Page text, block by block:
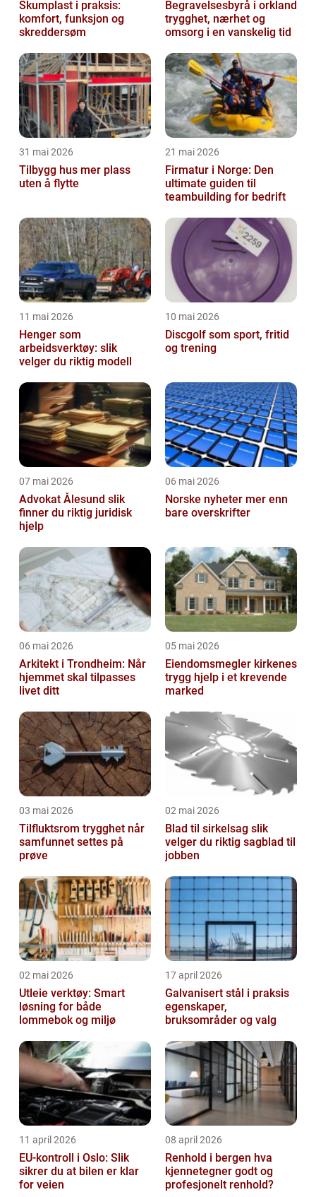
Skumplast i praksis:
komfort, funksjon og
skreddersøm
Begravelsesbyrå i orkland
trygghet, nærhet og
omsorg i en vanskelig tid
31 mai 2026
Tilbygg hus mer plass
uten å flytte
21 mai 2026
Firmatur i Norge: Den
ultimate guiden til
teambuilding for bedrift
11 mai 2026
Henger som
arbeidsverktøy: slik
velger du riktig modell
10 mai 2026
Discgolf som sport, fritid
og trening
07 mai 2026
Advokat Ålesund slik
finner du riktig juridisk
hjelp
06 mai 2026
Norske nyheter mer enn
bare overskrifter
06 mai 2026
Arkitekt i Trondheim: Når
hjemmet skal tilpasses
livet ditt
05 mai 2026
Eiendomsmegler kirkenes
trygg hjelp i et krevende
marked
03 mai 2026
Tilfluktsrom trygghet når
samfunnet settes på
prøve
02 mai 2026
Blad til sirkelsag slik
velger du riktig sagblad til
jobben
02 mai 2026
Utleie verktøy: Smart
løsning for både
lommebok og miljø
17 april 2026
Galvanisert stål i praksis
egenskaper,
bruksområder og valg
11 april 2026
EU-kontroll i Oslo: Slik
sikrer du at bilen er klar
for veien
08 april 2026
Renhold i bergen hva
kjennetegner godt og
profesjonelt renhold?